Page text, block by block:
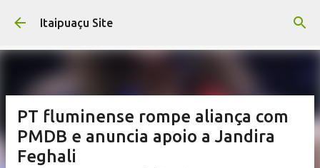
Pular para o conteúdo principal
Itaipuaçu Site
PT fluminense rompe aliança com
PMDB e anuncia apoio a Jandira
Feghali